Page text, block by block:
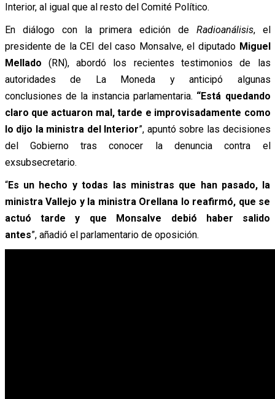
Interior, al igual que al resto del Comité Político.
En diálogo con la primera edición de Radioanálisis, el
presidente de la CEI del caso Monsalve, el diputado Miguel
Mellado (RN), abordó los recientes testimonios de las
autoridades de La Moneda y anticipó algunas
conclusiones de la instancia parlamentaria. “Está quedando
claro que actuaron mal, tarde e improvisadamente como
lo dijo la ministra del Interior”, apuntó sobre las decisiones
del Gobierno tras conocer la denuncia contra el
exsubsecretario.
“Es un hecho y todas las ministras que han pasado, la
ministra Vallejo y la ministra Orellana lo reafirmó, que se
actuó tarde y que Monsalve debió haber salido
antes”, añadió el parlamentario de oposición.